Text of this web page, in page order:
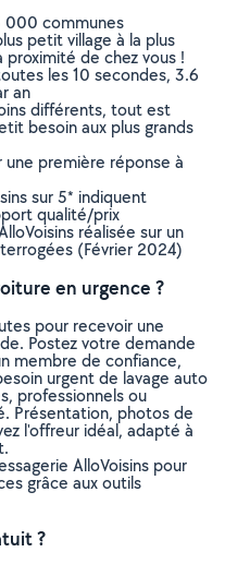
000 communes
petit village à la plus
de chez vous !
les 10 secondes, 3.6
an
différents, tout est
besoin aux plus grands
une première réponse à
sur 5* indiquent
qualité/prix
réalisée sur un
(Février 2024)
en urgence ?
pour recevoir une
Postez votre demande
membre de confiance,
urgent de lavage auto
professionnels ou
Présentation, photos de
l'offreur idéal, adapté à
AlloVoisins pour
grâce aux outils
?